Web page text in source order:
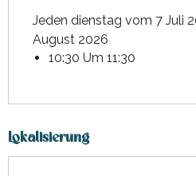
Jeden dienstag vom 7 Juli
August 2026
10:30 Um 11:30
Lokalisierung